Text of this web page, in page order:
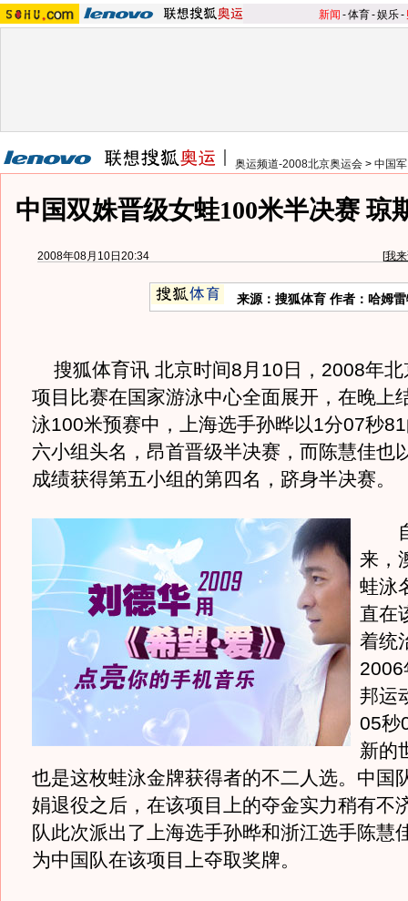
新闻 -体育-娱乐-
奥运频道-2008北京奥运会 > 中国
中国双姝晋级女蛙100米半决赛 琼
2008年08月10日20:34 [我
来源：搜狐体育 作者：哈姆
搜狐体育讯 北京时间8月10日，2008年北
项目比赛在国家游泳中心全面展开，在晚上
泳100米预赛中，上海选手孙晔以1分07秒
六小组头名，昂首晋级半决赛，而陈慧佳也
成绩获得第五小组的第四名，跻身半决赛。
自
来，
蛙泳
直在
着统
2006
邦运
05秒
新的
也是这枚蛙泳金牌获得者的不二人选。中国
娟退役之后，在该项目上的夺金实力稍有不
队此次派出了上海选手孙晔和浙江选手陈慧
为中国队在该项目上夺取奖牌。